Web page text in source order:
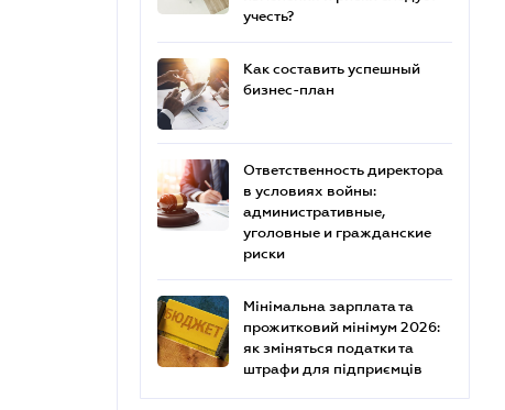
учесть?
Как составить успешный
бизнес-план
Ответственность директора
в условиях войны:
административные,
уголовные и гражданские
риски
Мінімальна зарплата та
прожитковий мінімум 2026:
як зміняться податки та
штрафи для підприємців